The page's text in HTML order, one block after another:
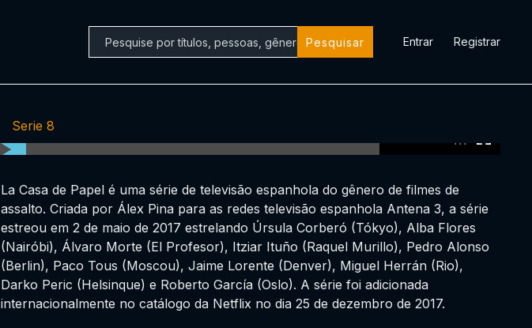
Pesquisar Entrar Registrar
Serie 8
La Casa de Papel é uma série de televisão espanhola do gênero de filmes de
assalto. Criada por Álex Pina para as redes televisão espanhola Antena 3, a série
estreou em 2 de maio de 2017 estrelando Úrsula Corberó (Tókyo), Alba Flores
(Nairóbi), Álvaro Morte (El Profesor), Itziar Ituño (Raquel Murillo), Pedro Alonso
(Berlin), Paco Tous (Moscou), Jaime Lorente (Denver), Miguel Herrán (Rio),
Darko Peric (Helsinque) e Roberto García (Oslo). A série foi adicionada
internacionalmente no catálogo da Netflix no dia 25 de dezembro de 2017.